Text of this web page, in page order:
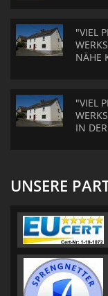
"VIEL
NÄHE
"VIEL
IN
UNSERE